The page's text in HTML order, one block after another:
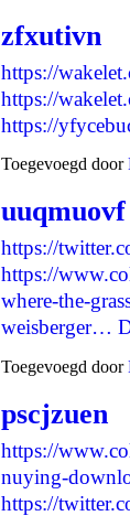
zfxutivn
https://
https://
https://
Toegevoegd door
uuqmuovf
https://
https://
where-the-
weisberger…
Toegevoegd door
pscjzuen
https://
nuying-
https://